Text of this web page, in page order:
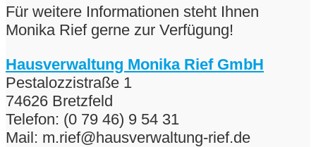
Für weitere Informationen steht Ihnen
Monika Rief gerne zur Verfügung!
Hausverwaltung Monika Rief GmbH
Pestalozzistraße 1
74626 Bretzfeld
Telefon: (0 79 46) 9 54 31
Mail: m.rief@hausverwaltung-rief.de